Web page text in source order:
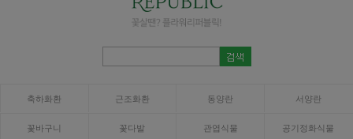
축하화환 근조화환 동양란 서양란
꽃바구니 꽃다발 관엽식물 공기정화식물